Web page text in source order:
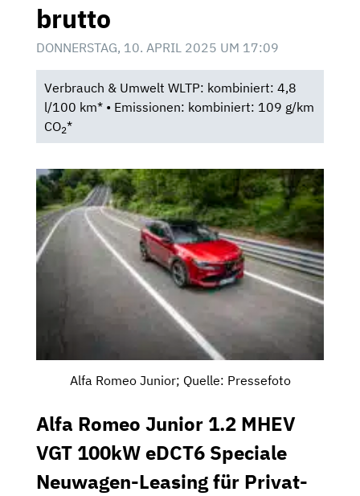
brutto
DONNERSTAG, 10. APRIL 2025 UM 17:09
Verbrauch & Umwelt WLTP: kombiniert: 4,8
l/100 km* • Emissionen: kombiniert: 109 g/km
CO2*
Alfa Romeo Junior; Quelle: Pressefoto
Alfa Romeo Junior 1.2 MHEV
VGT 100kW eDCT6 Speciale
Neuwagen-Leasing für Privat-